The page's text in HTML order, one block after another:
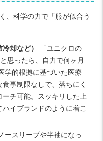
、科学の力で「服が似合う
却など）
「ユニクロの
思ったら、自力で何ヶ月
学的根拠に基づいた医療
事制限なしで、落ちにく
チ可能。スッキリした上
イブランドのように着こ
ノースリーブや半袖になっ